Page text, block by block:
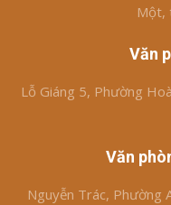
Một,
Văn
Lỗ Giáng 5, Phường
Văn
Nguyễn Trác, Phường